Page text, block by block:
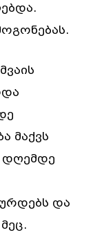
მაქვს
დღემდე
და